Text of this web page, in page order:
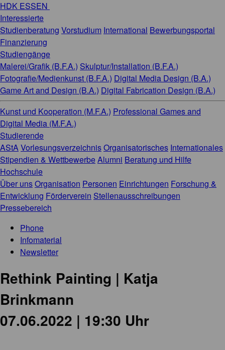
HDK ESSEN
Interessierte
Studienberatung Vorstudium International Bewerbungsportal
Finanzierung
Studiengänge
Malerei/Grafik (B.F.A.) Skulptur/Installation (B.F.A.)
Fotografie/Medienkunst (B.F.A.) Digital Media Design (B.A.)
Game Art and Design (B.A.) Digital Fabrication Design (B.A.)
Kunst und Kooperation (M.F.A.) Professional Games and
Digital Media (M.F.A.)
Studierende
AStAVorlesungsverzeichnisOrganisatorisches Internationales
Stipendien & WettbewerbeAlumni Beratung und Hilfe
Hochschule
Über unsOrganisation Personen Einrichtungen Forschung &
Entwicklung Förderverein Stellenausschreibungen
Pressebereich
Phone
Infomaterial
Newsletter
Rethink Painting | Katja
Brinkmann
07.06.2022 | 19:30 Uhr